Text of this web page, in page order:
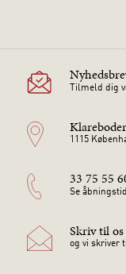
Tilmeld dig
1115
33 75 55
Se
Skriv til os
og vi skriver